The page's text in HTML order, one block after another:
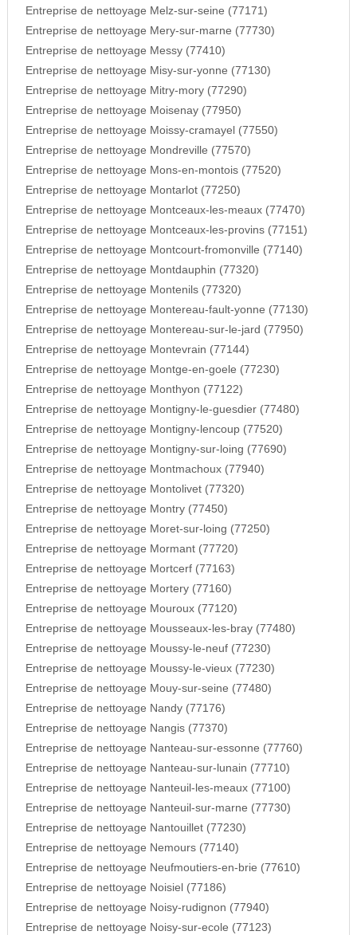
Entreprise de nettoyage Melz-sur-seine (77171)
Entreprise de nettoyage Mery-sur-marne (77730)
Entreprise de nettoyage Messy (77410)
Entreprise de nettoyage Misy-sur-yonne (77130)
Entreprise de nettoyage Mitry-mory (77290)
Entreprise de nettoyage Moisenay (77950)
Entreprise de nettoyage Moissy-cramayel (77550)
Entreprise de nettoyage Mondreville (77570)
Entreprise de nettoyage Mons-en-montois (77520)
Entreprise de nettoyage Montarlot (77250)
Entreprise de nettoyage Montceaux-les-meaux (77470)
Entreprise de nettoyage Montceaux-les-provins (77151)
Entreprise de nettoyage Montcourt-fromonville (77140)
Entreprise de nettoyage Montdauphin (77320)
Entreprise de nettoyage Montenils (77320)
Entreprise de nettoyage Montereau-fault-yonne (77130)
Entreprise de nettoyage Montereau-sur-le-jard (77950)
Entreprise de nettoyage Montevrain (77144)
Entreprise de nettoyage Montge-en-goele (77230)
Entreprise de nettoyage Monthyon (77122)
Entreprise de nettoyage Montigny-le-guesdier (77480)
Entreprise de nettoyage Montigny-lencoup (77520)
Entreprise de nettoyage Montigny-sur-loing (77690)
Entreprise de nettoyage Montmachoux (77940)
Entreprise de nettoyage Montolivet (77320)
Entreprise de nettoyage Montry (77450)
Entreprise de nettoyage Moret-sur-loing (77250)
Entreprise de nettoyage Mormant (77720)
Entreprise de nettoyage Mortcerf (77163)
Entreprise de nettoyage Mortery (77160)
Entreprise de nettoyage Mouroux (77120)
Entreprise de nettoyage Mousseaux-les-bray (77480)
Entreprise de nettoyage Moussy-le-neuf (77230)
Entreprise de nettoyage Moussy-le-vieux (77230)
Entreprise de nettoyage Mouy-sur-seine (77480)
Entreprise de nettoyage Nandy (77176)
Entreprise de nettoyage Nangis (77370)
Entreprise de nettoyage Nanteau-sur-essonne (77760)
Entreprise de nettoyage Nanteau-sur-lunain (77710)
Entreprise de nettoyage Nanteuil-les-meaux (77100)
Entreprise de nettoyage Nanteuil-sur-marne (77730)
Entreprise de nettoyage Nantouillet (77230)
Entreprise de nettoyage Nemours (77140)
Entreprise de nettoyage Neufmoutiers-en-brie (77610)
Entreprise de nettoyage Noisiel (77186)
Entreprise de nettoyage Noisy-rudignon (77940)
Entreprise de nettoyage Noisy-sur-ecole (77123)